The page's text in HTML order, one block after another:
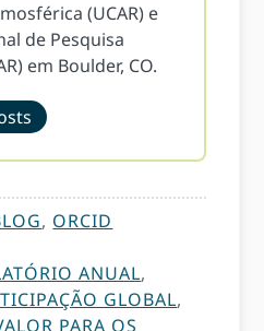
(UCAR) e
de Pesquisa
em Boulder, CO.
, ORCID
ANUAL,
GLOBAL,
PARA OS